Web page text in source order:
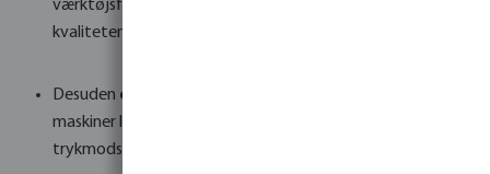
værktøjsfabrik, hvilket betyder, at de kan garantere
kvaliteten og kontinuiteten i produktionen.
Desuden overvåges
maskiner løbende. VDL's grundige kontrol af målinger og
trykmodstandsdygtighed adskiller dem fra de andre.